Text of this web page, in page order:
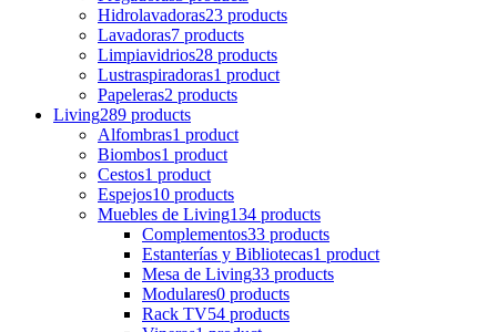
Hidrolavadoras23 products
Lavadoras7 products
Limpiavidrios28 products
Lustraspiradoras1 product
Papeleras2 products
Living289 products
Alfombras1 product
Biombos1 product
Cestos1 product
Espejos10 products
Muebles de Living134 products
Complementos33 products
Estanterías y Bibliotecas1 product
Mesa de Living33 products
Modulares0 products
Rack TV54 products